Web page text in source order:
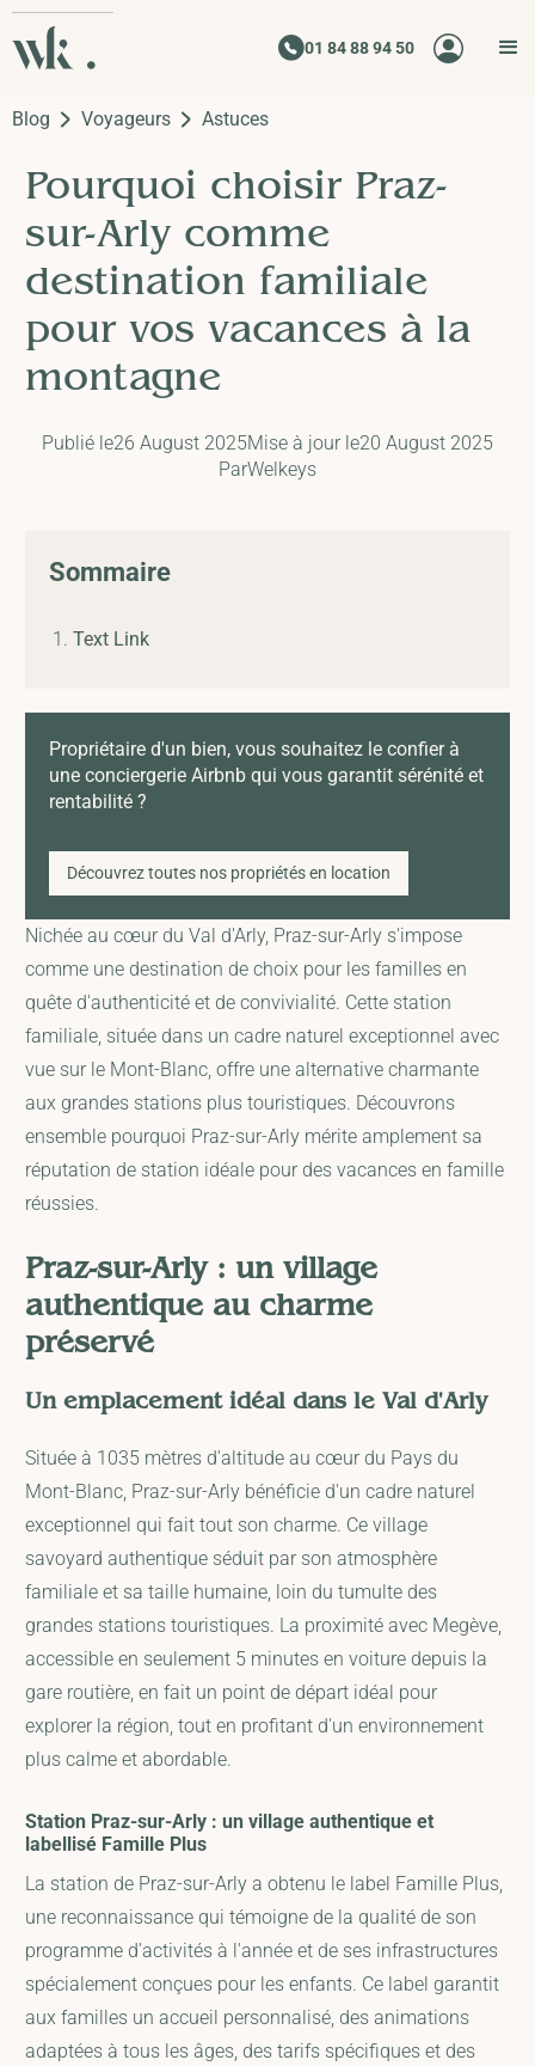
01 84 88 94 50
Blog Voyageurs Astuces
Pourquoi choisir Praz-
sur-Arly comme
destination familiale
pour vos vacances à la
montagne
Publié le26 August 2025Mise à jour le20 August 2025
ParWelkeys
Sommaire
Text Link
Propriétaire d'un bien, vous souhaitez le confier à
une conciergerie Airbnb qui vous garantit sérénité et
rentabilité ?
Découvrez toutes nos propriétés en location
Nichée au cœur du Val d'Arly, Praz-sur-Arly s'impose
comme une destination de choix pour les familles en
quête d'authenticité et de convivialité. Cette station
familiale, située dans un cadre naturel exceptionnel avec
vue sur le Mont-Blanc, offre une alternative charmante
aux grandes stations plus touristiques. Découvrons
ensemble pourquoi Praz-sur-Arly mérite amplement sa
réputation de station idéale pour des vacances en famille
réussies.
Praz-sur-Arly : un village
authentique au charme
préservé
Un emplacement idéal dans le Val d'Arly
Située à 1035 mètres d'altitude au cœur du Pays du
Mont-Blanc, Praz-sur-Arly bénéficie d'un cadre naturel
exceptionnel qui fait tout son charme. Ce village
savoyard authentique séduit par son atmosphère
familiale et sa taille humaine, loin du tumulte des
grandes stations touristiques. La proximité avec Megève,
accessible en seulement 5 minutes en voiture depuis la
gare routière, en fait un point de départ idéal pour
explorer la région, tout en profitant d'un environnement
plus calme et abordable.
Station Praz-sur-Arly : un village authentique et
labellisé Famille Plus
La station de Praz-sur-Arly a obtenu le label Famille Plus,
une reconnaissance qui témoigne de la qualité de son
programme d'activités à l'année et de ses infrastructures
spécialement conçues pour les enfants. Ce label garantit
aux familles un accueil personnalisé, des animations
adaptées à tous les âges, des tarifs spécifiques et des